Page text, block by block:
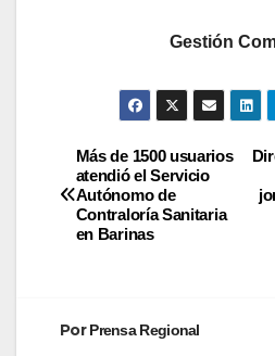
Gestión
Más de 1500 usuarios
atendió el Servicio
Autónomo de
Contraloría Sanitaria
en Barinas
PorPrensa Regional